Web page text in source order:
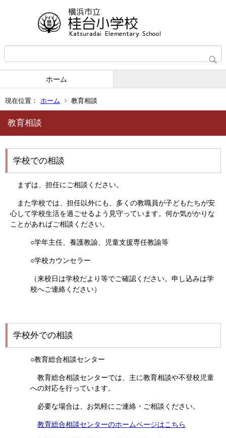
ホーム
現在位置： ホーム 教育相談
教育相談
学校での相談
まずは、担任にご相談ください。
また学校では、担任以外にも、多くの教職員が子どもたちが安
心して学校生活を過ごせるよう見守っています。何か気がかりな
ことがあればご相談ください。
○学年主任、養護教諭、児童支援専任教諭等
○学校カウンセラー
（来校日は学校だより等でご確認ください。申し込みは学
校へご連絡ください）
学校外での相談
○教育総合相談センター
教育総合相談センターでは、主に教育相談や不登校児童
への対応を行っています。
必要な場合は、お気軽にご連絡・ご相談ください。
教育総合相談センターのホームページはこちら